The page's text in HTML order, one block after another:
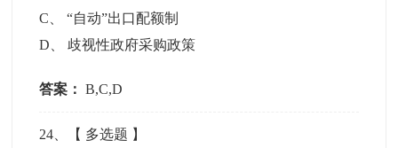
C 、“自动”出口配额制
D 、歧视性政府采购政策
答案： B,C,D
24 、【 多选题 】